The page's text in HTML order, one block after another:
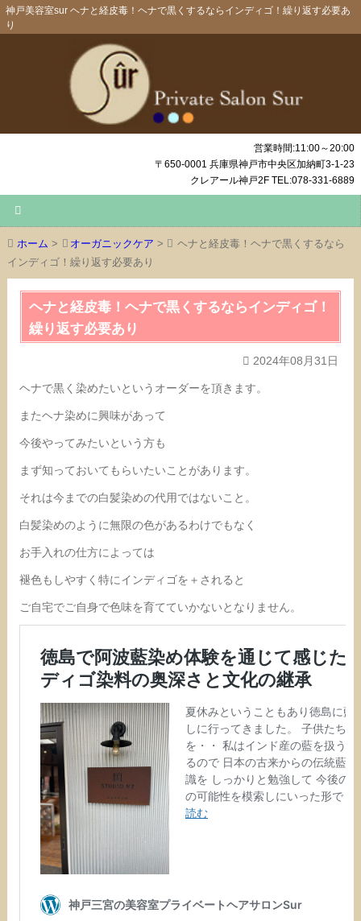
神戸美容室sur ヘナと経皮毒！ヘナで黒くするならインディゴ！繰り返す必要あ
り
営業時間:11:00～20:00
〒650-0001 兵庫県神戸市中央区加納町3-1-23
クレアール神戸2F TEL:078-331-6889
ホーム > オーガニックケア >
ヘナと経皮毒！ヘナで黒くするなら
インディゴ！繰り返す必要あり
ヘナと経皮毒！ヘナで黒くするならインディゴ！
繰り返す必要あり
2024年08月31日
ヘナで黒く染めたいというオーダーを頂きます。
またヘナ染めに興味があって
今後やってみたいという方も
まず知っておいてもらいたいことがあります。
それは今までの白髪染めの代用ではないこと。
白髪染めのように無限の色があるわけでもなく
お手入れの仕方によっては
褪色もしやすく特にインディゴを＋されると
ご自宅でご自身で色味を育てていかないとなりません。